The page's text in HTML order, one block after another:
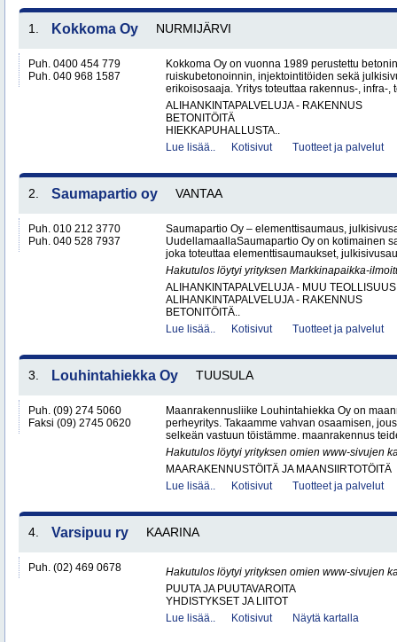
1. Kokkoma Oy NURMIJÄRVI
Puh. 0400 454 779
Puh. 040 968 1587
Kokkoma Oy on vuonna 1989 perustettu
ruiskubetonoinnin, injektointitöiden sekä
erikoisosaaja. Yritys toteuttaa rakennus-, infra-,
ALIHANKINTAPALVELUJA - RAKENNUS
BETONITÖITÄ
HIEKKAPUHALLUSTA..
Lue lisää..
Kotisivut Tuotteet ja palvelut
2. Saumapartio oy VANTAA
Puh. 010 212 3770
Puh. 040 528 7937
Saumapartio Oy – elementtisaumaus,
UudellamaallaSaumapartio Oy on kotimainen
joka toteuttaa elementtisaumaukset,
Hakutulos löytyi yrityksen Markkinapaikka-
ALIHANKINTAPALVELUJA - MUU TEOLLISUUS
ALIHANKINTAPALVELUJA - RAKENNUS
BETONITÖITÄ..
Lue lisää..
Kotisivut Tuotteet ja palvelut
3. Louhintahiekka Oy TUUSULA
Puh. (09) 274 5060
Faksi (09) 2745 0620
Maanrakennusliike Louhintahiekka Oy on
perheyritys. Takaamme vahvan osaamisen,
selkeän vastuun töistämme. maanrakennus
Hakutulos löytyi yrityksen omien www-sivujen
MAARAKENNUSTÖITÄ JA MAANSIIRTOTÖITÄ
Lue lisää..
Kotisivut Tuotteet ja palvelut
4. Varsipuu ry KAARINA
Puh. (02) 469 0678
Hakutulos löytyi yrityksen omien www-sivujen
PUUTA JA PUUTAVAROITA
YHDISTYKSET JA LIITOT
Lue lisää..
Kotisivut Näytä kartalla